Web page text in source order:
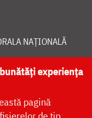
NAȚIONALĂ
experiența
pagină